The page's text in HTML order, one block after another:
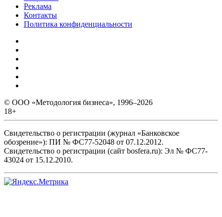
Реклама
Контакты
Политика конфиденциальности
© ООО «Методология бизнеса», 1996–2026
18+
Свидетельство о регистрации (журнал «Банковское
обозрение»): ПИ № ФС77-52048 от 07.12.2012.
Свидетельство о регистрации (сайт bosfera.ru): Эл № ФС77-
43024 от 15.12.2010.